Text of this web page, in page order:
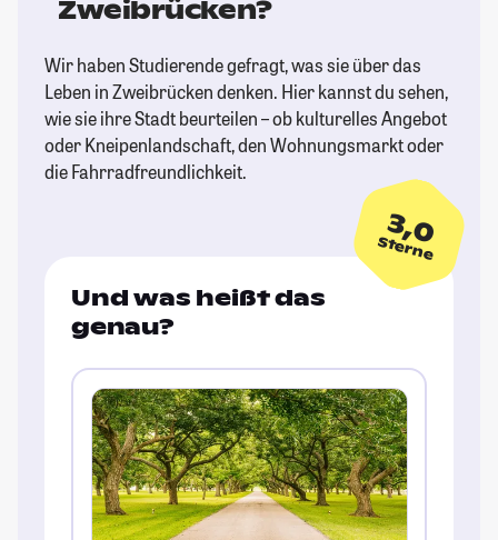
Zweibrücken?
Wir haben Studierende gefragt, was sie über das
Leben in Zweibrücken denken. Hier kannst du sehen,
wie sie ihre Stadt beurteilen – ob kulturelles Angebot
oder Kneipenlandschaft, den Wohnungsmarkt oder
die Fahrradfreundlichkeit.
3,0
Sterne
Und was heißt das
genau?